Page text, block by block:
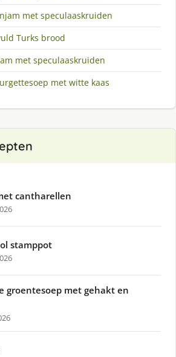
met speculaaskruiden
Turks brood
met speculaaskruiden
met witte kaas
cantharellen
stamppot
groentesoep met gehakt en